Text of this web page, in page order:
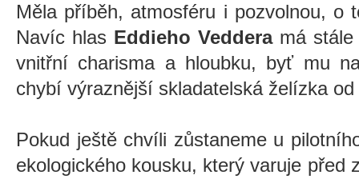
Měla příběh, atmosféru i pozvolnou, o
Navíc hlas Eddieho Vedderamá stále
vnitřní charisma a hloubku, byť mu
chybí výraznější skladatelská želízka
Pokud ještě chvíli zůstaneme u
ekologického kousku, který varuje před